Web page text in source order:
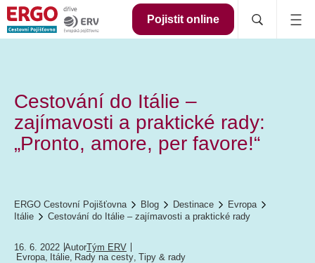
Pojistit online
Cestování do Itálie –
zajímavosti a praktické rady:
„Pronto, amore, per favore!“
ERGO Cestovní Pojišťovna Blog Destinace
Evropa
Itálie
Cestování do Itálie – zajímavosti a praktické rady
16. 6. 2022 AutorTým ERV
Evropa, Itálie, Rady na cesty, Tipy & rady